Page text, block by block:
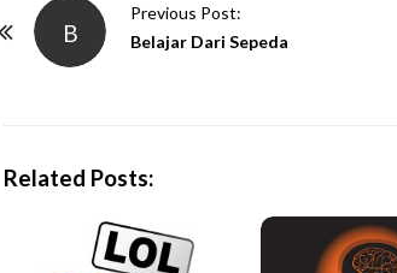
B
Previous Post:
Belajar Dari Sepeda
Related Posts: